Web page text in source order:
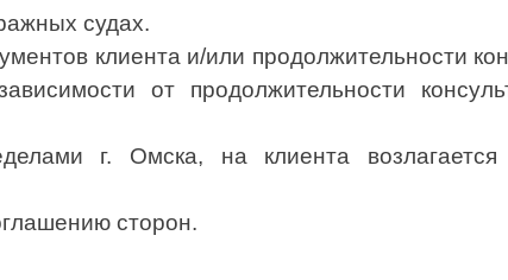
судах.
клиента и/или продолжительности
от продолжительности
г. Омска, на клиента возлагается
сторон.